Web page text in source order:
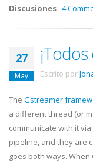
Discusiones : 4
27
May Escrito por
The Gstreamer
a different thread (or
communicate with it via
pipeline, and they are
goes both ways. When